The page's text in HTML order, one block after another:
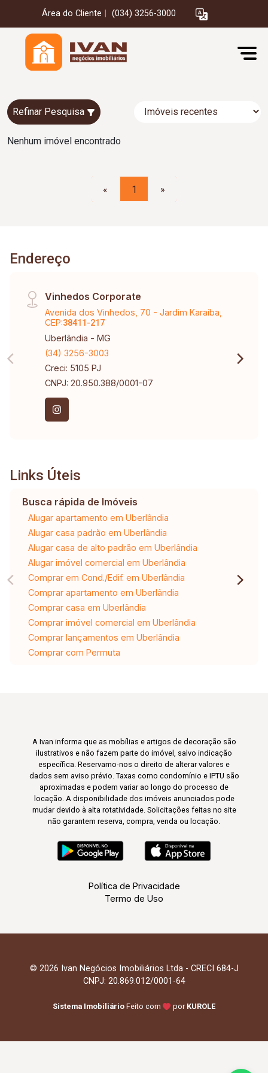
Área do Cliente (034) 3256-3000
Refinar Pesquisa
Nenhum imóvel encontrado
« 1 »
Endereço
Vinhedos Corporate
Avenida dos Vinhedos, 70 - Jardim Karaíba,
CEP:38411-217
Uberlândia - MG
(34) 3256-3003
Creci: 5105 PJ
CNPJ: 20.950.388/0001-07
Links Úteis
Busca rápida de Imóveis
Alugar apartamento em Uberlândia
Alugar casa padrão em Uberlândia
Alugar casa de alto padrão em Uberlândia
Alugar imóvel comercial em Uberlândia
Comprar em Cond./Edif. em Uberlândia
Comprar apartamento em Uberlândia
Comprar casa em Uberlândia
Comprar imóvel comercial em Uberlândia
Comprar lançamentos em Uberlândia
Comprar com Permuta
A Ivan informa que as mobílias e artigos de decoração são
ilustrativos e não fazem parte do imóvel, salvo indicação
específica. Reservamo-nos o direito de alterar valores e
dados sem aviso prévio. Taxas como condomínio e IPTU são
aproximadas e podem variar ao longo do processo de
locação. A disponibilidade dos imóveis anunciados pode
mudar devido à alta rotatividade. Solicitações feitas no site
não garantem reserva, compra, venda ou locação.
Política de Privacidade
Termo de Uso
© 2026 Ivan Negócios Imobiliários Ltda - CRECI 684-J
CNPJ: 20.869.012/0001-64
Sistema Imobiliário Feito com por KUROLE